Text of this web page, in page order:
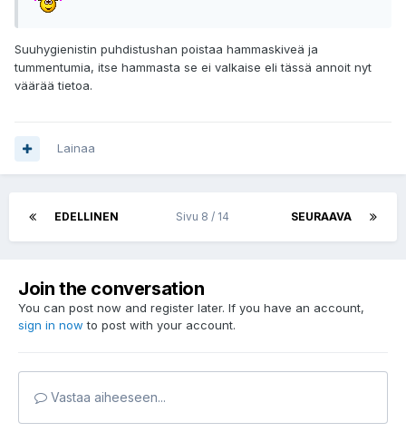
Suuhygienistin puhdistushan poistaa hammaskiveä ja
tummentumia, itse hammasta se ei valkaise eli tässä annoit nyt
väärää tietoa.
Lainaa
EDELLINEN SEURAAVA
Sivu 8 / 14
Join the conversation
You can post now and register later. If you have an account,
sign in now to post with your account.
Vastaa aiheeseen...